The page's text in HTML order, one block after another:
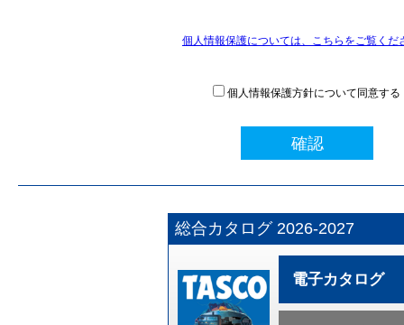
個人情報保護については、こちらをご覧くだ
個人情報保護方針について同意する
確認
総合カタログ 2026-2027
電子カタログ